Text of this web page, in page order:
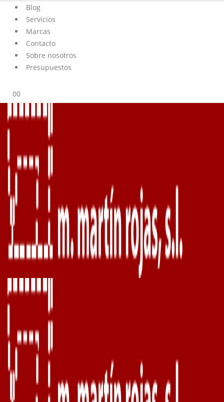
Blog
Servicios
Marcas
Contacto
Sobre nosotros
Presupuestos
00